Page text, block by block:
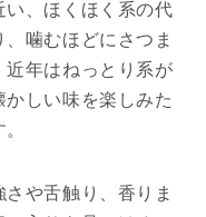
、ほくほく系の代
噛むほどにさつま
近年はねっとり系が
しい味を楽しみた
や舌触り、香りま